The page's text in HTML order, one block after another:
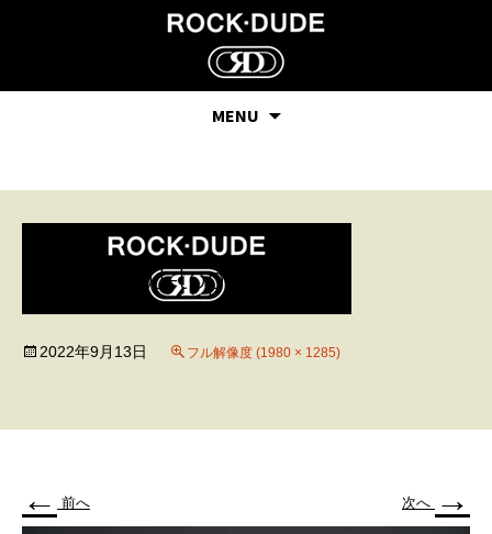
MENU
22aw01-top
2022年9月13日 フル解像度 (1980 × 1285)
← 前へ 次へ →